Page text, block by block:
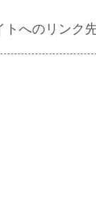
トへのリンク